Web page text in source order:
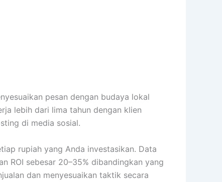
pesan dengan budaya lokal
lebih dari lima tahun dengan klien
di media sosial.
rupiah yang Anda investasikan. Data
ROI sebesar 20–35% dibandingkan yang
dan menyesuaikan taktik secara